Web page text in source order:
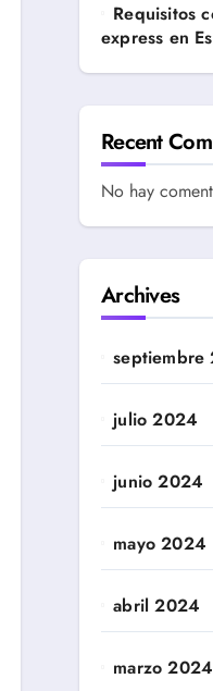
Requisitos
express en
Recent
No hay
Archives
septiembre
julio 2024
junio 2024
mayo 2024
abril 2024
marzo 2024